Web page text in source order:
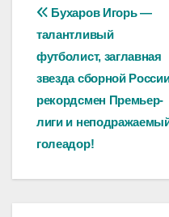
Навигация
по
записям
Бухаров Игорь —
талантливый
футболист, заглавная
звезда сборной
рекордсмен Премьер-
лиги и
голеадор!